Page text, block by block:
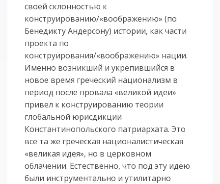
своей склонностью к
конструированию/«воображению» (по
Бенедикту Андерсону) истории, как части
проекта по
конструирования/«воображению» нации.
Именно возникший и укрепившийся в
новое время греческий национализм в
период после провала «великой идеи»
привел к конструированию теории
глобальной юрисдикции
Константинопольского патриархата. Это
все та же греческая националистическая
«великая идея», но в церковном
облачении. Естественно, что под эту идею
были инструментально и утилитарно